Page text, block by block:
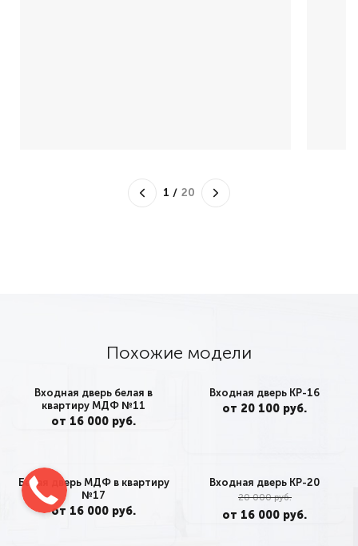
1 / 20
Похожие модели
Входная дверь белая в
квартиру МДФ №11
от 16 000 руб.
Входная дверь КР-16
от 20 100 руб.
Белая дверь МДФ в квартиру
№17
от 16 000 руб.
Входная дверь КР-20
20 000 руб.
от 16 000 руб.